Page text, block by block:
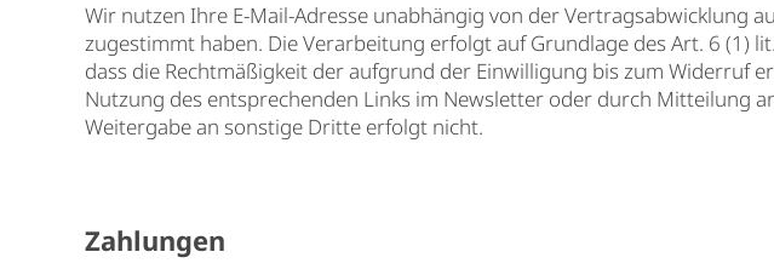
Wir nutzen Ihre E-Mail-Adresse unabhängig von der Vertragsabwicklung
zugestimmt haben. Die Verarbeitung erfolgt auf Grundlage des Art. 6 (1)
dass die Rechtmäßigkeit der aufgrund der Einwilligung bis zum
Nutzung des entsprechenden Links im Newsletter oder durch Mitteilung
Weitergabe an sonstige Dritte erfolgt nicht.
Zahlungen